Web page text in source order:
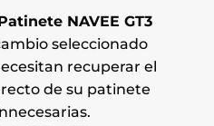
NAVEE GT3
seleccionado
recuperar el
de su patinete